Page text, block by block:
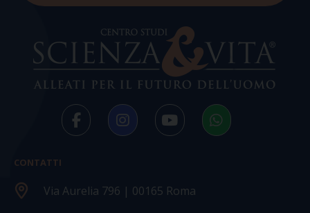
CONTATTI
Via Aurelia 796 | 00165 Roma